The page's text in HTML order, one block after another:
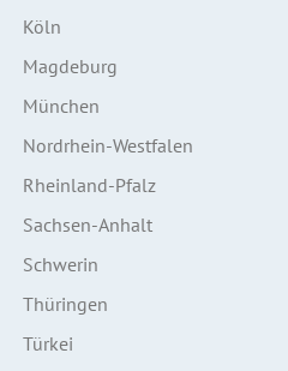
Köln
Magdeburg
München
Nordrhein-Westfalen
Rheinland-Pfalz
Sachsen-Anhalt
Schwerin
Thüringen
Türkei